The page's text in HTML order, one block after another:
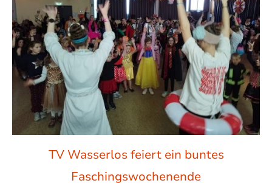
TV Wasserlos feiert ein buntes
Faschingswochenende